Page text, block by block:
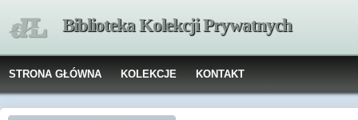
Biblioteka Kolekcji Prywatnych
STRONA GŁÓWNA KOLEKCJE KONTAKT